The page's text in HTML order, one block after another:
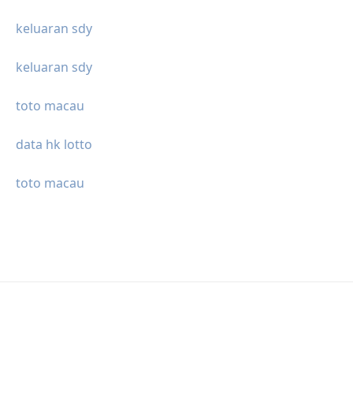
keluaran sdy
keluaran sdy
toto macau
data hk lotto
toto macau